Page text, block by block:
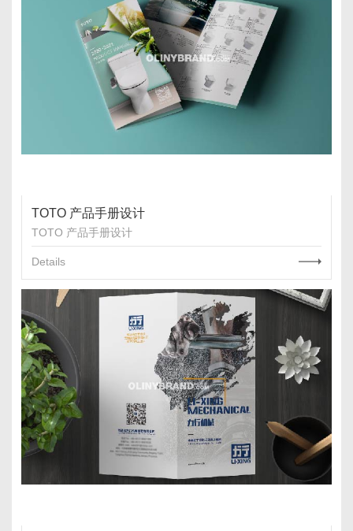
TOTO 产品手册设计
TOTO 产品手册设计
Details